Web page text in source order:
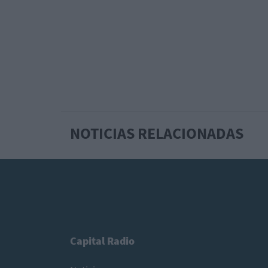
NOTICIAS RELACIONADAS
Capital Radio